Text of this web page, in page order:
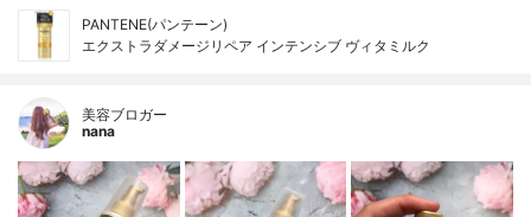
PANTENE(パンテーン)
エクストラダメージリペア インテンシブ ヴィタミルク
美容ブロガー
nana